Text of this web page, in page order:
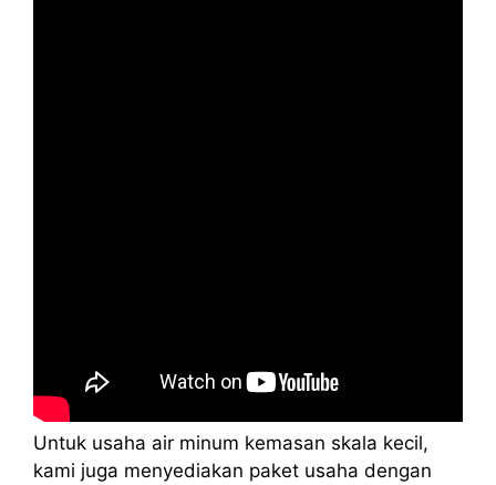
Untuk usaha air minum kemasan skala kecil,
kami juga menyediakan paket usaha dengan